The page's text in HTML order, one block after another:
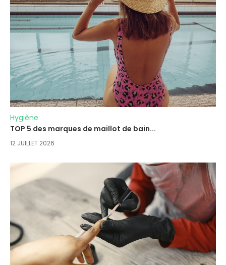
Hygiène
TOP 5 des marques de maillot de bain...
12 JUILLET 2026